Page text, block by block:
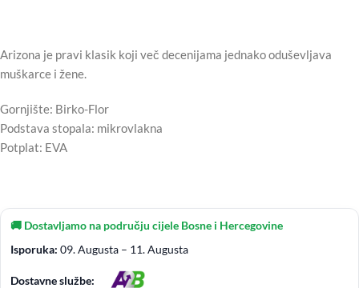
Arizona je pravi klasik koji več decenijama jednako oduševljava
muškarce i žene.
Gornjište: Birko-Flor
Podstava stopala: mikrovlakna
Potplat: EVA
🚚 Dostavljamo na području cijele Bosne i Hercegovine
Isporuka: 09. Augusta – 11. Augusta
Dostavne službe: